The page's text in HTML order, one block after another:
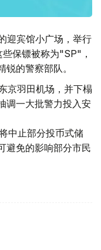
迎宾馆小广场，举行
保镖被称为"SP"，
的警察部队。
京羽田机场，并下榻
调一大批警力投入安
中止部分投币式储
避免的影响部分市民